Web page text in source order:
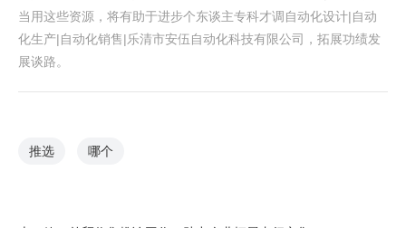
当用这些资源，将有助于进步个东谈主专科才调自动化设计|自动
化生产|自动化销售|乐清市安伍自动化科技有限公司，拓展功绩发
展谈路。
推选 哪个